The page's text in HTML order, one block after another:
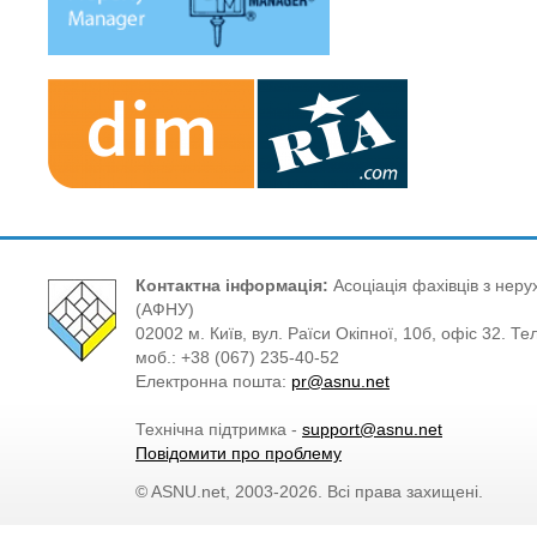
Контактна інформація: Асоціація фахівців з
(АФНУ)
02002 м. Київ, вул. Раїси Окіпної, 10б, офіс 32.
моб.: +38 (067) 235-40-52
Електронна пошта: pr@asnu.net
Технічна підтримка - support@asnu.net
Повідомити про проблему
© ASNU.net, 2003-2026. Всі права захищені.